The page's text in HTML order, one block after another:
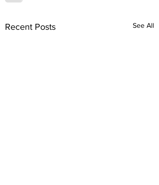
Recent Posts See All